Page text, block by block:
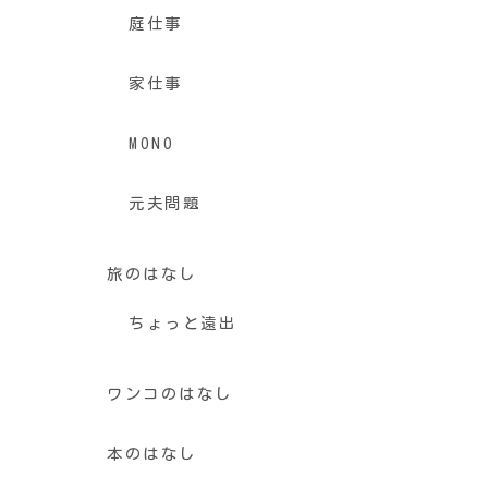
庭仕事
家仕事
MONO
元夫問題
旅のはなし
ちょっと遠出
ワンコのはなし
本のはなし